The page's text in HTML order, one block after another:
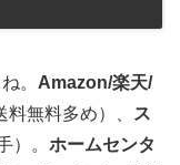
。 Amazon/楽天/
無料多め）、
ス
）。 ホームセンタ